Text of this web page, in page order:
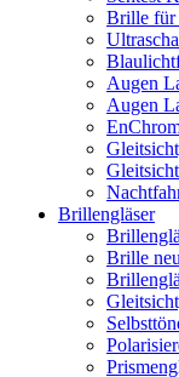
Brille für
Augen
Augen
Brillengläser
Brille